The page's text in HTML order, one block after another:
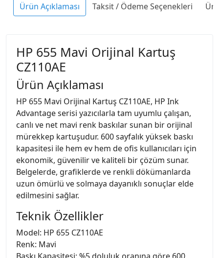
Ürün Açıklaması Taksit / Ödeme Seçenekleri
HP 655 Mavi Orijinal Kartuş
CZ110AE
Ürün Açıklaması
HP 655 Mavi Orijinal Kartuş CZ110AE, HP Ink
Advantage serisi yazıcılarla tam uyumlu çalışan,
canlı ve net mavi renk baskılar sunan bir orijinal
mürekkep kartuşudur. 600 sayfalık yüksek baskı
kapasitesi ile hem ev hem de ofis kullanıcıları için
ekonomik, güvenilir ve kaliteli bir çözüm sunar.
Belgelerde, grafiklerde ve renkli dökümanlarda
uzun ömürlü ve solmaya dayanıklı sonuçlar elde
edilmesini sağlar.
Teknik Özellikler
Model: HP 655 CZ110AE
Renk: Mavi
Baskı Kapasitesi: %5 doluluk oranına göre 600